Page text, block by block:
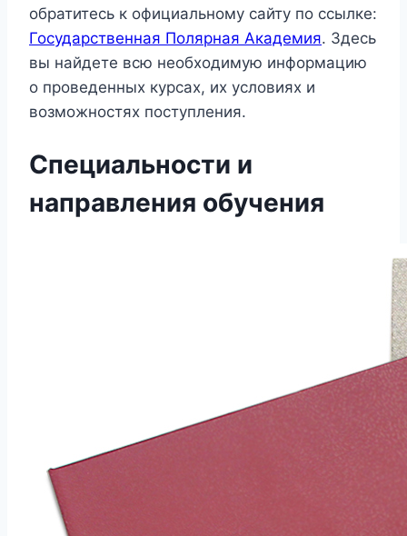
обратитесь к официальному сайту по ссылке:
Государственная Полярная Академия. Здесь
вы найдете всю необходимую информацию
о проведенных курсах, их условиях и
возможностях поступления.
Специальности и
направления обучения